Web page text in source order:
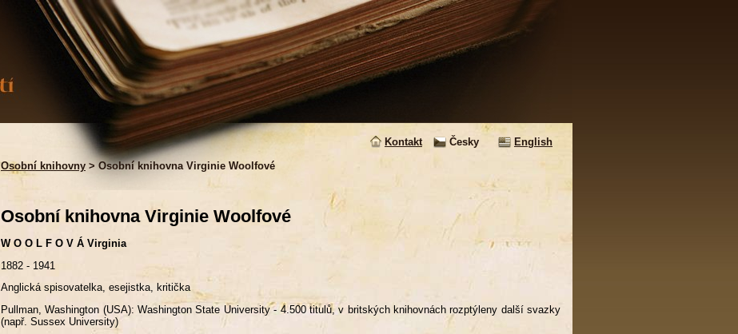
Kontakt Česky
English
Osobní knihovny > Osobní knihovna Virginie Woolfové
Osobní knihovna Virginie Woolfové
W O O L F O V Á Virginia
1882 - 1941
Anglická spisovatelka, esejistka, kritička
Pullman, Washington (USA): Washington State University - 4.500 titulů, v britských knihovnách rozptýleny další svazky
(např. Sussex University)